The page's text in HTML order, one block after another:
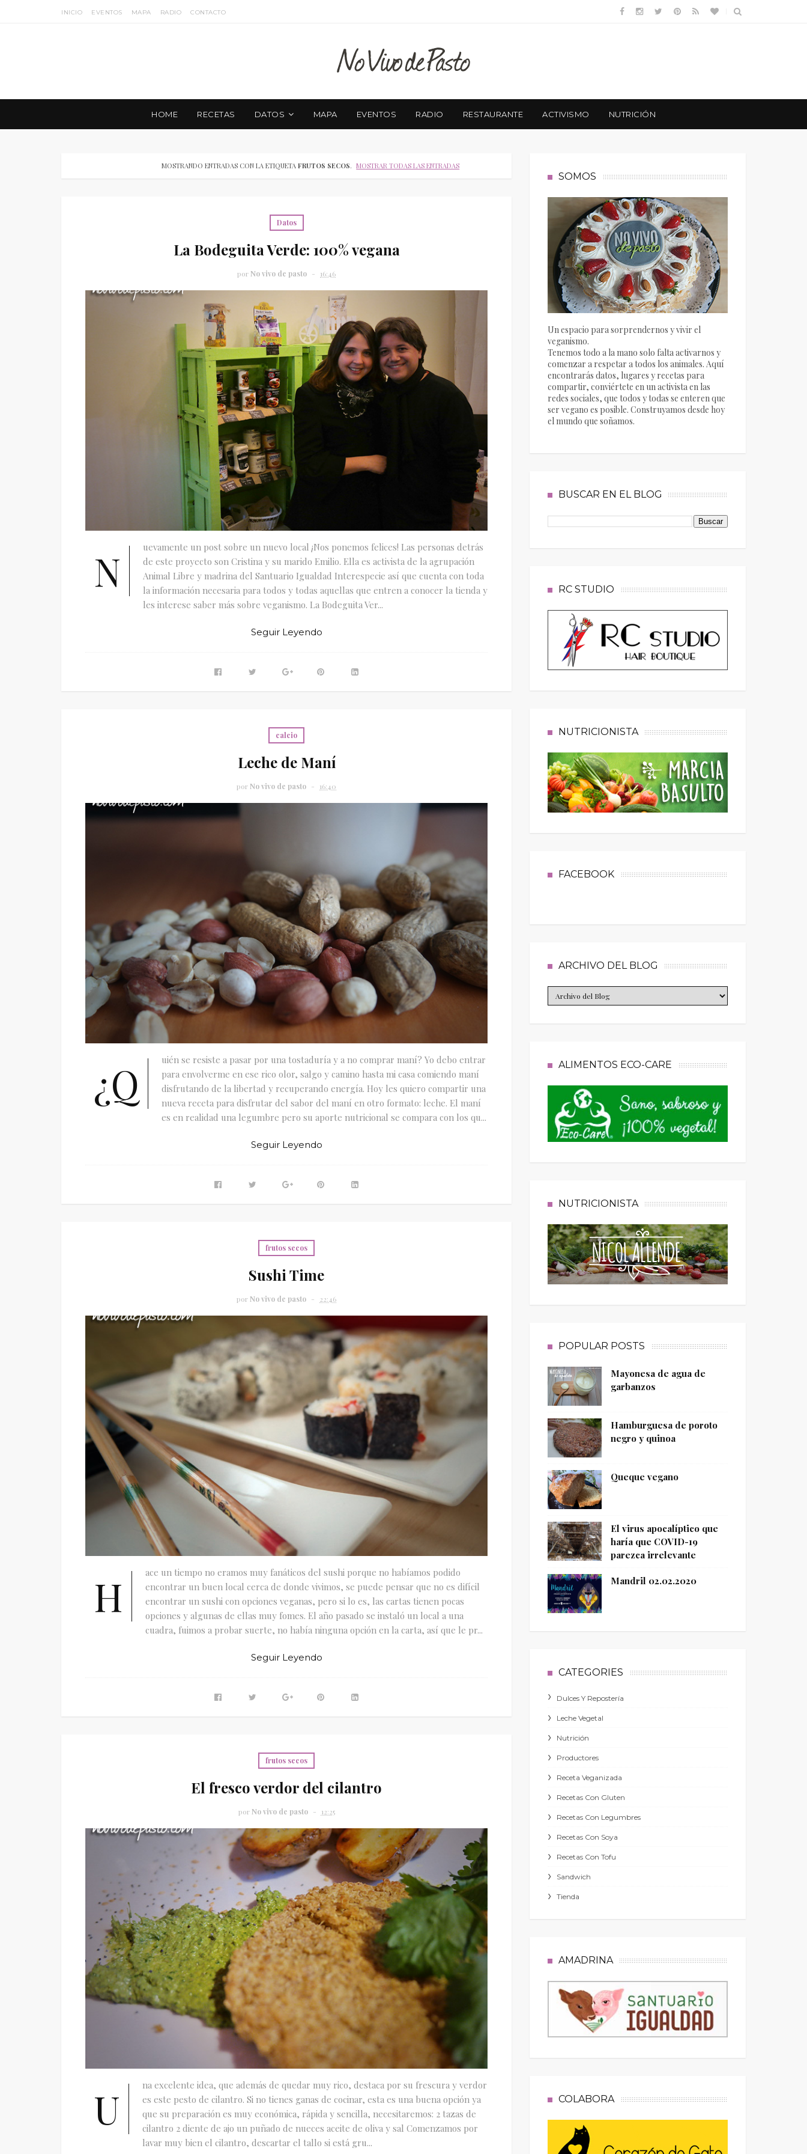
INICIO EVENTOS MAPA RADIO CONTACTO
HOME RECETAS DATOS MAPA EVENTOS RADIO RESTAURANTE ACTIVISMO NUTRICIÓN
MOSTRANDO ENTRADAS CON LA ETIQUETA FRUTOS SECOS. MOSTRAR TODAS LAS ENTRADAS
Datos
La Bodeguita Verde: 100% vegana
por No vivo de pasto 16:46
N
uevamente un post sobre un nuevo local ¡Nos ponemos felices! Las personas detrás
de este proyecto son Cristina y su marido Emilio. Ella es activista de la agrupación
Animal Libre y madrina del Santuario Igualdad Interespecie así que cuenta con toda
la información necesaria para todos y todas aquellas que entren a conocer la tienda y
les interese saber más sobre veganismo. La Bodeguita Ver...
Seguir Leyendo
calcio
Leche de Maní
por No vivo de pasto 16:40
¿Q
uién se resiste a pasar por una tostaduría y a no comprar maní? Yo debo entrar
para envolverme en ese rico olor, salgo y camino hasta mi casa comiendo maní
disfrutando de la libertad y recuperando energía. Hoy les quiero compartir una
nueva receta para disfrutar del sabor del maní en otro formato: leche. El maní
es en realidad una legumbre pero su aporte nutricional se compara con los qu...
Seguir Leyendo
frutos secos
Sushi Time
por No vivo de pasto 22:46
H
ace un tiempo no eramos muy fanáticos del sushi porque no habíamos podido
encontrar un buen local cerca de donde vivimos, se puede pensar que no es difícil
encontrar un sushi con opciones veganas, pero si lo es, las cartas tienen pocas
opciones y algunas de ellas muy fomes. El año pasado se instaló un local a una
cuadra, fuimos a probar suerte, no había ninguna opción en la carta, así que le pr...
Seguir Leyendo
frutos secos
El fresco verdor del cilantro
por No vivo de pasto 12:25
U
na excelente idea, que además de quedar muy rico, destaca por su frescura y verdor
es este pesto de cilantro. Si no tienes ganas de cocinar, esta es una buena opción ya
que su preparación es muy económica, rápida y sencilla, necesitaremos: 2 tazas de
cilantro 2 diente de ajo un puñado de nueces aceite de oliva y sal Comenzamos por
lavar muy bien el cilantro, descartar el tallo si está gru...
SOMOS
Un espacio para sorprendernos y vivir el
veganismo.
Tenemos todo a la mano solo falta activarnos y
comenzar a respetar a todos los animales. Aquí
encontrarás datos, lugares y recetas para
compartir, conviértete en un activista en las
redes sociales, que todos y todas se enteren que
ser vegano es posible. Construyamos desde hoy
el mundo que soñamos.
BUSCAR EN EL BLOG
RC STUDIO
NUTRICIONISTA
FACEBOOK
ARCHIVO DEL BLOG
ALIMENTOS ECO-CARE
NUTRICIONISTA
POPULAR POSTS
Mayonesa de agua de
garbanzos
Hamburguesa de poroto
negro y quinoa
Queque vegano
El virus apocalíptico que
haría que COVID-19
parezca irrelevante
Mandril 02.02.2020
CATEGORIES
Dulces Y Repostería
Leche Vegetal
Nutrición
Productores
Receta Veganizada
Recetas Con Gluten
Recetas Con Legumbres
Recetas Con Soya
Recetas Con Tofu
Sandwich
Tienda
AMADRINA
COLABORA